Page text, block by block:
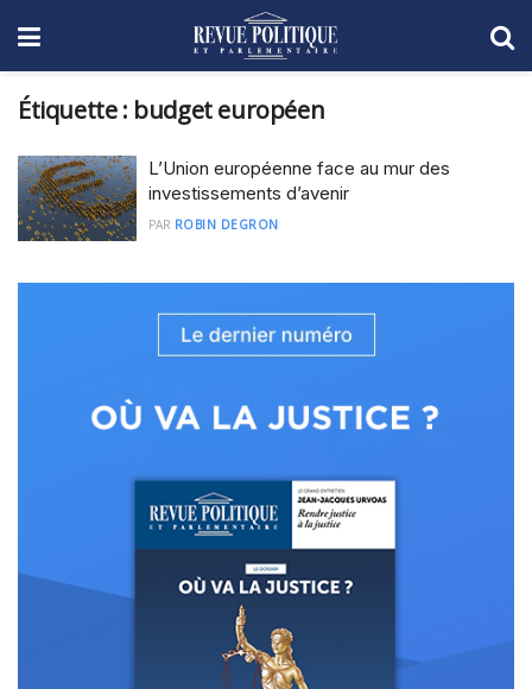
Étiquette : budget européen
L’Union européenne face au mur des
investissements d’avenir
PAR ROBIN DEGRON